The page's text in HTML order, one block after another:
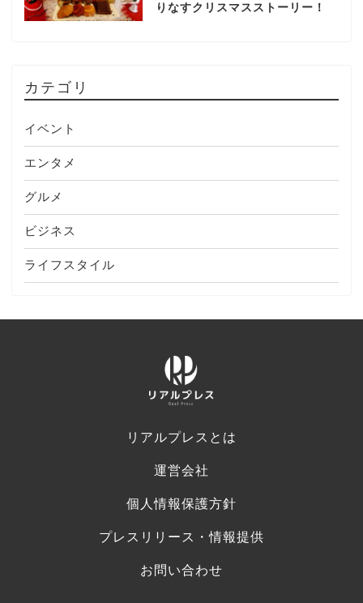
りなすクリスマスストーリー！
カテゴリ
イベント
エンタメ
グルメ
ビジネス
ライフスタイル
リアルプレスとは
運営会社
個人情報保護方針
プレスリリース・情報提供
お問い合わせ